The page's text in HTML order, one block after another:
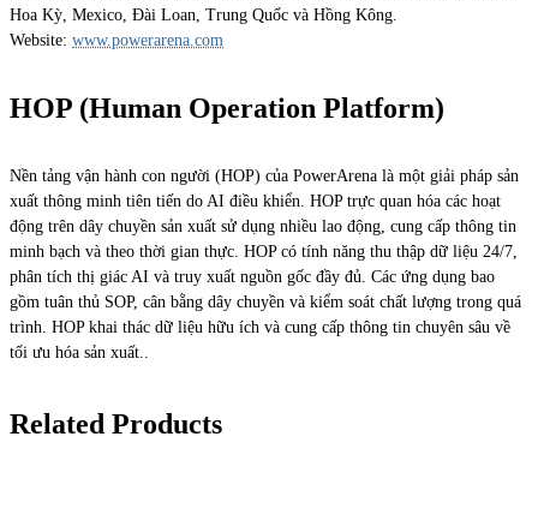
Hoa Kỳ, Mexico, Đài Loan, Trung Quốc và Hồng Kông.
Website: www.powerarena.com
HOP (Human Operation Platform)
Nền tảng vận hành con người (HOP) của PowerArena là một giải pháp sản
xuất thông minh tiên tiến do AI điều khiển. HOP trực quan hóa các hoạt
động trên dây chuyền sản xuất sử dụng nhiều lao động, cung cấp thông tin
minh bạch và theo thời gian thực. HOP có tính năng thu thập dữ liệu 24/7,
phân tích thị giác AI và truy xuất nguồn gốc đầy đủ. Các ứng dụng bao
gồm tuân thủ SOP, cân bằng dây chuyền và kiểm soát chất lượng trong quá
trình. HOP khai thác dữ liệu hữu ích và cung cấp thông tin chuyên sâu về
tối ưu hóa sản xuất..
Related Products